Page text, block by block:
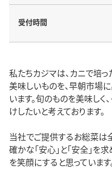
受付時間
私たちカジマは、カニで培
美味しいものを、早朝市場
います。旬のものを美味し
けしたいと考えております。
当社でご提供するお総菜は
確かな「安心」と「安全」を
を笑顔にすると思っています